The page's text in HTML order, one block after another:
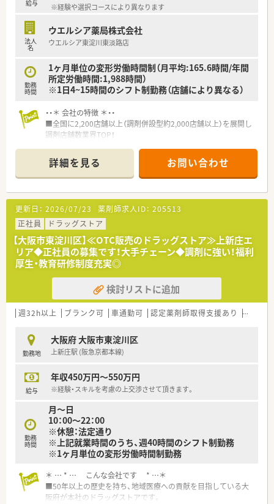
門の体系的な研修をご用意。
★業界トップクラスの認定薬局数と盤石化を図る組織体制
です。
がん診療連携拠点病院等との密な連携を行いつつ、より高度な薬
学管理や、
連携薬局も取得しています。
本社から業界動向などの情報が常に発信されており、患者様や医
療機関と信頼関係を築きやすい体制があるのも認定薬局が増え
★安心して働ける環境と福利厚生制度
年間休日が「126日相当時間」と業界トップクラスのさくら薬局
境づくりを考え、ライフステージに応じた福利厚生をご用意して
います。
また、患者さまへの想いをカタチにする「リトルチャレンジ制
度」では「現場主義」を念頭に、
地域・店舗ごとに異なる患者さまのニーズやスタッフの思いを実
現する取り組みも行っています。
入社後もひとりひとりの薬剤師像に近しい多彩なキャリアステ
ップをご用意しております。
こうした働きやすい環境づくりに力を入れている『さくら薬局グ
ループ』でご活躍されてみませんか？
給与 ※経験や選択コースにより異なります
法人
名
ウエルシア薬局株式会社
ウエルシア東淀川東淡路店
勤務
時間
1ヶ月単位の変形労働時間制（月平均:165.6時間/年間
所定労働時間:1,988時間）
※1日4~15時間のシフト制勤務（店舗により異なる）
・・＊ 会社の特徴 ＊・・
■全国に2,200店舗以上（調剤併設型約2,000店舗以上）を展開し
調剤店舗数業界TOP！
頑張り次第で高給与も可能！
■経験や勤務コースによりますが、経験の少ない方でも500万前
半スタートと業界TOP水準！
■職種や職域に合わせ、豊富な社内研修や外部組織と連携した研
修を用意されています
■薬剤師が中心の会社だからこそ活躍できるキャリアパスが多
種多様に用意されています。
■店舗拡大に伴い、エリアマネジャーや営業部長等のマネジメン
トのポジションも増えます。
■在宅や教育等の専門性を活かせるスペシャリストを目指すこ
とも可能です。
■その他にも、管理部門や商品部門等の本社スタッフなど活動領
域は多種多様です。
■在宅実施店舗は年々増加しており、在宅医療へもしっかりと関
わる事ができます。
時短勤務ができるよう変更予定です。
■年間休日が120日とワークライフバランスが整っています
■日用品から常備薬まで、従業員割引制度など嬉しいメリットも
詳細を見る お問い合わせ
更新日： 2026/07/23 薬剤師求人ID： 205513
正社員
ドラッグストア
【大阪市東淀川区】≪OTC販売のドラッグストア≫上新庄エ
リア◆正社員の募集です！大手チェーン◆調剤に強い！福利
厚生・教育研修制度充実◎
検討リストに追加
週32h以上 ブランク可 車通勤可 認定薬剤師取得支援あり 教育制
勤務地
大阪府 大阪市東淀川区
上新庄駅 (阪急京都本線)
給与
年収450万円～550万円
※経験・スキルを考慮の上交渉させて頂きます。
勤務
時間
月～日
10：00～22：00
※休憩：法定通り
※上記就業時間のうち、週40時間のシフト制勤務
※1ヶ月単位の変形労働時間制勤務
＊ … * … こんな会社です * …＊
■50年以上の歴史を持ち、地域医療への貢献を目指している大
阪府が本社のドラッグストアです。